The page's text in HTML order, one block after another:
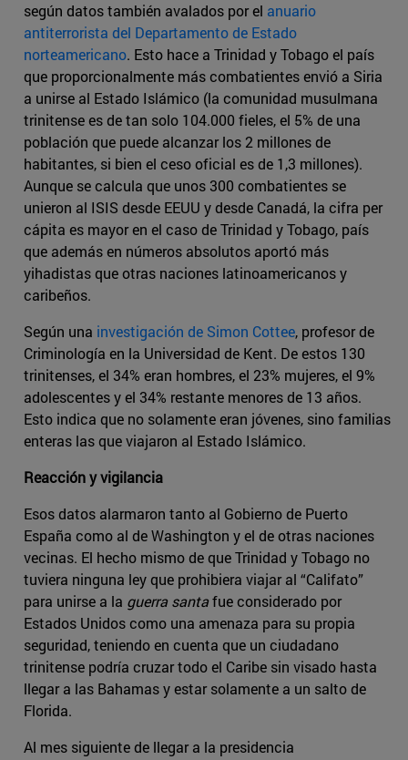
según datos también avalados por el anuario
antiterrorista del Departamento de Estado
norteamericano. Esto hace a Trinidad y Tobago el país
que proporcionalmente más combatientes envió a Siria
a unirse al Estado Islámico (la comunidad musulmana
trinitense es de tan solo 104.000 fieles, el 5% de una
población que puede alcanzar los 2 millones de
habitantes, si bien el ceso oficial es de 1,3 millones).
Aunque se calcula que unos 300 combatientes se
unieron al ISIS desde EEUU y desde Canadá, la cifra per
cápita es mayor en el caso de Trinidad y Tobago, país
que además en números absolutos aportó más
yihadistas que otras naciones latinoamericanos y
caribeños.
Según una investigación de Simon Cottee, profesor de
Criminología en la Universidad de Kent. De estos 130
trinitenses, el 34% eran hombres, el 23% mujeres, el 9%
adolescentes y el 34% restante menores de 13 años.
Esto indica que no solamente eran jóvenes, sino familias
enteras las que viajaron al Estado Islámico.
Reacción y vigilancia
Esos datos alarmaron tanto al Gobierno de Puerto
España como al de Washington y el de otras naciones
vecinas. El hecho mismo de que Trinidad y Tobago no
tuviera ninguna ley que prohibiera viajar al “Califato”
para unirse a la guerra santafue considerado por
Estados Unidos como una amenaza para su propia
seguridad, teniendo en cuenta que un ciudadano
trinitense podría cruzar todo el Caribe sin visado hasta
llegar a las Bahamas y estar solamente a un salto de
Florida.
Al mes siguiente de llegar a la presidencia